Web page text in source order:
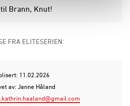
Brann, Knut!
FRA ELITESERIEN:
11.02.2026
av: Janne Håland